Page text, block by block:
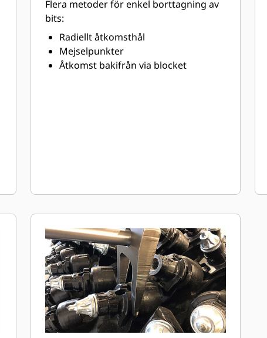
Flera metoder för enkel borttagning av
bits:
Radiellt åtkomsthål
Mejselpunkter
Åtkomst bakifrån via blocket